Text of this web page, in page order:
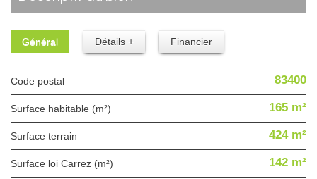
Général Détails + Financier
Code postal 83400
Surface habitable (m²) 165 m²
surface terrain 424 m²
Surface loi Carrez (m²) 142 m²